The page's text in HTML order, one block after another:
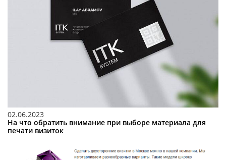
02.06.2023
На что обратить внимание при выборе материала для
печати визиток